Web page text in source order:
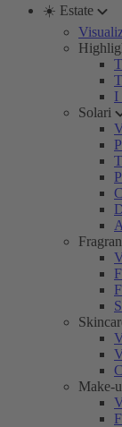
☀️ Estate
I
Solari
Make-